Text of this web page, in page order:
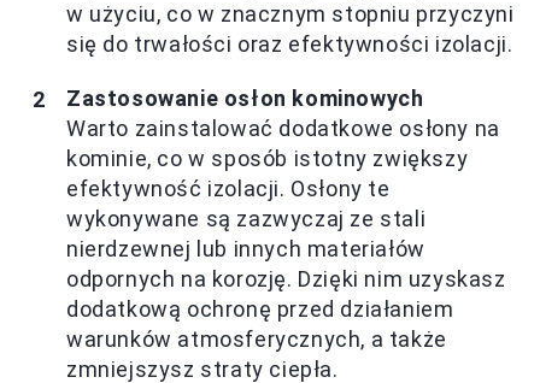
w użyciu, co w znacznym stopniu przyczyni
się do trwałości oraz efektywności izolacji.
Zastosowanie osłon kominowych
Warto zainstalować dodatkowe osłony na
kominie, co w sposób istotny zwiększy
efektywność izolacji. Osłony te
wykonywane są zazwyczaj ze stali
nierdzewnej lub innych materiałów
odpornych na korozję. Dzięki nim uzyskasz
dodatkową ochronę przed działaniem
warunków atmosferycznych, a także
zmniejszysz straty ciepła.